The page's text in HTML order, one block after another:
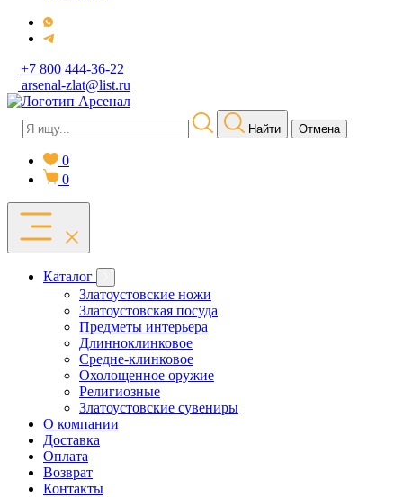
+7 800 444-36-22
arsenal-zlat@list.ru
Найти Отмена
0
0
Каталог
Златоустовские ножи
Златоустовская посуда
Предметы интерьера
Длинноклинковое
Средне-клинковое
Охолощенное оружие
Религиозные
Златоустовские сувениры
О компании
Доставка
Оплата
Возврат
Контакты